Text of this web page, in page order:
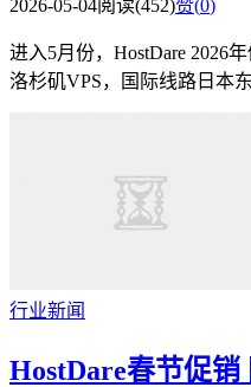
2026-05-04阅读(452)赞(0)
进入5月份，HostDare 2026
洛杉矶VPS，国际线路日本
行业新闻
HostDare春节促